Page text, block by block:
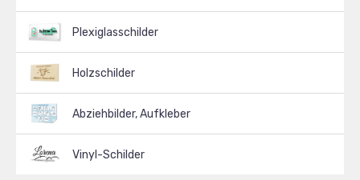
Plexiglasschilder
Holzschilder
Abziehbilder, Aufkleber
Vinyl-Schilder